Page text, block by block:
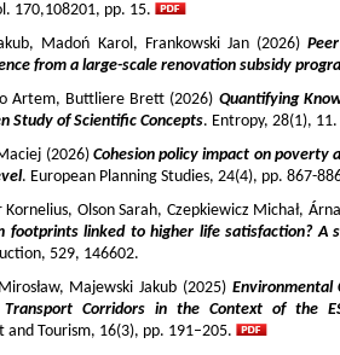
170,108201, pp. 15.
Madoń Karol, Frankowski Jan (2026)
from a large-scale renovation subsidy
Artem, Buttliere Brett (2026) Quantifying
Study of Scientific Concepts. Entropy, 28(1), 11.
(2026)Cohesion policy impact on poverty
. European Planning Studies, 24(4), pp. 867-
Kornelius, Olson Sarah, Czepkiewicz Michał,
footprints linked to higher life satisfaction? A
529, 146602.
Majewski Jakub (2025) Environmental
Transport Corridors in the Context of the
and Tourism, 16(3), pp. 191–205.